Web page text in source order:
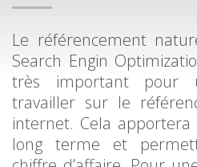
Le référencement
Search Engin
très important pour
travailler sur le
internet. Cela
long terme et